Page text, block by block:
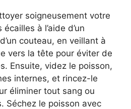
soigneusement votre
à l’aide d’un
couteau, en veillant à
vers la tête pour éviter de
Ensuite, videz le poisson,
internes, et rincez-le
éliminer tout sang ou
Séchez le poisson avec